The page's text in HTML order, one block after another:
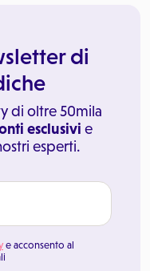
di
di oltre 50mila
esclusivi e
esperti.
e acconsento al